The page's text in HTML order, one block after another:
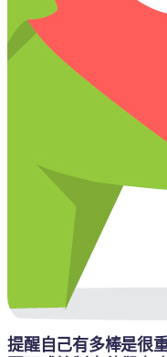
提醒自己有多棒是很